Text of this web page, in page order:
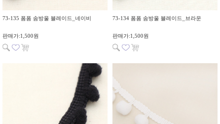
73-135 폼폼 솜방울 블레이드_네이비
판매가:1,500원
73-134 폼폼 솜방울 블레이드_브라운
판매가:1,500원